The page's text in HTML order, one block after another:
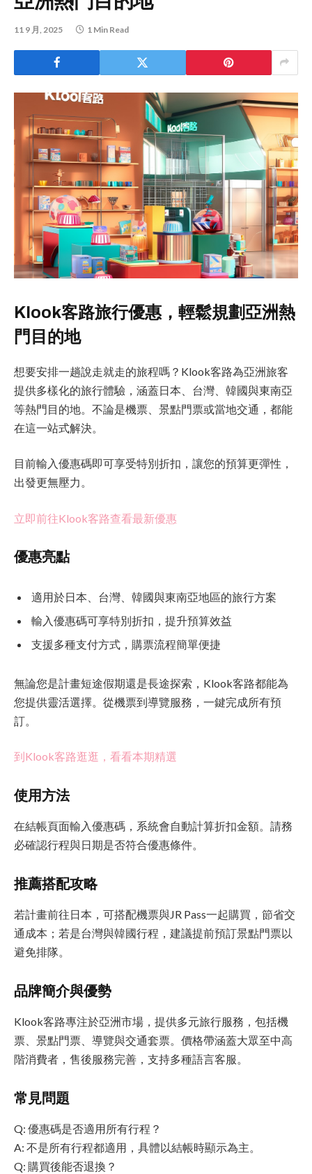
11 9 月, 2025 1 Min Read
Klook客路旅行優惠，輕鬆規劃亞洲熱
門目的地
想要安排一趟說走就走的旅程嗎？Klook客路為亞洲旅客
提供多樣化的旅行體驗，涵蓋日本、台灣、韓國與東南亞
等熱門目的地。不論是機票、景點門票或當地交通，都能
在這一站式解決。
目前輸入優惠碼即可享受特別折扣，讓您的預算更彈性，
出發更無壓力。
立即前往Klook客路查看最新優惠
優惠亮點
適用於日本、台灣、韓國與東南亞地區的旅行方案
輸入優惠碼可享特別折扣，提升預算效益
支援多種支付方式，購票流程簡單便捷
無論您是計畫短途假期還是長途探索，Klook客路都能為
您提供靈活選擇。從機票到導覽服務，一鍵完成所有預
訂。
到Klook客路逛逛，看看本期精選
使用方法
在結帳頁面輸入優惠碼，系統會自動計算折扣金額。請務
必確認行程與日期是否符合優惠條件。
推薦搭配攻略
若計畫前往日本，可搭配機票與JR Pass一起購買，節省交
通成本；若是台灣與韓國行程，建議提前預訂景點門票以
避免排隊。
品牌簡介與優勢
Klook客路專注於亞洲市場，提供多元旅行服務，包括機
票、景點門票、導覽與交通套票。價格帶涵蓋大眾至中高
階消費者，售後服務完善，支持多種語言客服。
常見問題
Q: 優惠碼是否適用所有行程？
A: 不是所有行程都適用，具體以結帳時顯示為主。
Q: 購買後能否退換？